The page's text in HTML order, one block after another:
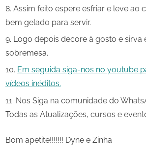
Assim feito espere esfriar e leve ao
bem gelado para servir.
Logo depois decore à gosto e sirva
sobremesa.
Em seguida siga-nos no youtube
vídeos inéditos.
Nos Siga na comunidade do
Todas as Atualizações, cursos e
Bom apetite!!!!!!! Dyne e Zinha